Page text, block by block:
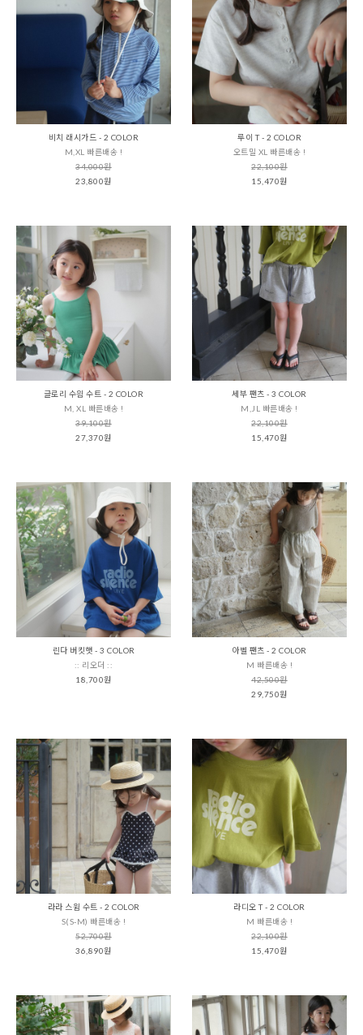
비치 래시가드 - 2 COLOR
M,XL 빠른배송 !
34,000원
23,800원
루이 T - 2 COLOR
오트밀 XL 빠른배송 !
22,100원
15,470원
글로리 수읨 수트 - 2 COLOR
M, XL 빠른배송 !
39,100원
27,370원
세부 팬츠 - 3 COLOR
M,JL 빠른배송 !
22,100원
15,470원
린다 버킷햇 - 3 COLOR
:: 리오더 ::
18,700원
아벨 팬츠 - 2 COLOR
M 빠른배송 !
42,500원
29,750원
라라 스윔 수트 - 2 COLOR
S(S-M) 빠른배송 !
52,700원
36,890원
라디오 T - 2 COLOR
M 빠른배송 !
22,100원
15,470원